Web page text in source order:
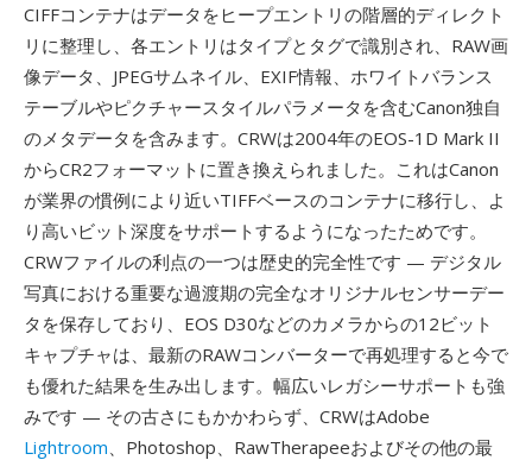
CIFFコンテナはデータをヒープエントリの階層的ディレクト
リに整理し、各エントリはタイプとタグで識別され、RAW画
像データ、JPEGサムネイル、EXIF情報、ホワイトバランス
テーブルやピクチャースタイルパラメータを含むCanon独自
のメタデータを含みます。CRWは2004年のEOS-1D Mark II
からCR2フォーマットに置き換えられました。これはCanon
が業界の慣例により近いTIFFベースのコンテナに移行し、よ
り高いビット深度をサポートするようになったためです。
CRWファイルの利点の一つは歴史的完全性です — デジタル
写真における重要な過渡期の完全なオリジナルセンサーデー
タを保存しており、EOS D30などのカメラからの12ビット
キャプチャは、最新のRAWコンバーターで再処理すると今で
も優れた結果を生み出します。幅広いレガシーサポートも強
みです — その古さにもかかわらず、CRWはAdobe
Lightroom、Photoshop、RawTherapeeおよびその他の最